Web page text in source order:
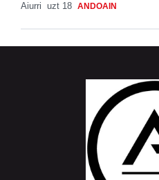
Aiurri uzt 18 ANDOAIN